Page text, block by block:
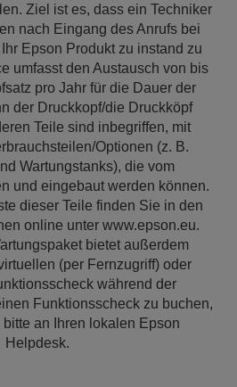
Ziel ist es, dass ein Techniker
nach Eingang des Anrufs bei
Ihr Epson Produkt zu instand zu
umfasst den Austausch von bis
pro Jahr für die Dauer der
der Druckkopf/die Druckköpf
Teile sind inbegriffen, mit
Optionen (z. B.
Wartungstanks), die vom
und eingebaut werden können.
dieser Teile finden Sie in den
online unter www.epson.eu.
bietet außerdem
(per Fernzugriff) oder
während der
Funktionsscheck zu buchen,
an Ihren lokalen Epson
Helpdesk.